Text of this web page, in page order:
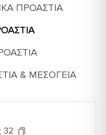
ΠΡΟΆΣΤΙΑ
& ΜΕΣΌΓΕΙΑ
32